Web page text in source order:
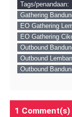
Tags/penandaan:
Gathering
EO Gathering
EO Gathering
Outbound
Outbound
Outbound
1 Comment(s)